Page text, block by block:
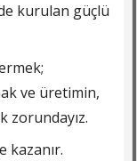
kurulan güçlü
ve üretimin,
zorundayız.
kazanır.